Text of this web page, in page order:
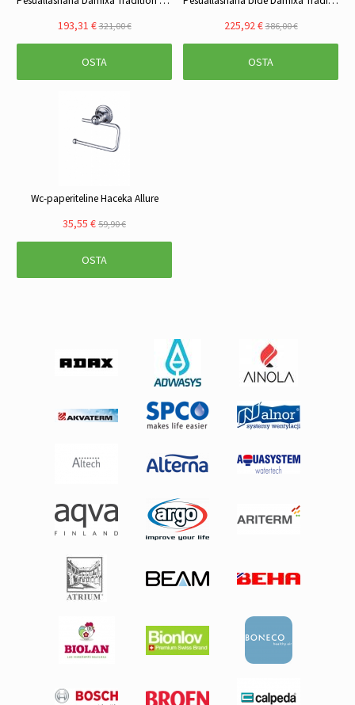
193,31 € 321,00 €
OSTA
225,92 € 386,00 €
OSTA
Wc-paperiteline Haceka Allure
35,55 € 59,90 €
OSTA